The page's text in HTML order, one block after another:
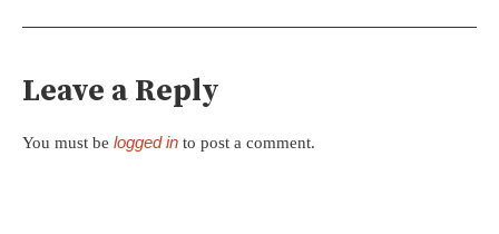
Leave a Reply
You must be logged in to post a comment.